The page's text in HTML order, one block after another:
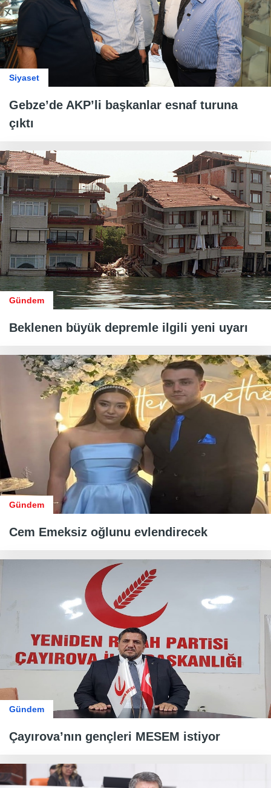
Siyaset
Gebze’de AKP’li başkanlar esnaf turuna
çıktı
Gündem
Beklenen büyük depremle ilgili yeni uyarı
Gündem
Cem Emeksiz oğlunu evlendirecek
Gündem
Çayırova’nın gençleri MESEM istiyor